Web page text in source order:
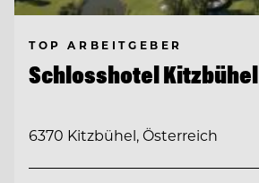
TOP ARBEITGEBER
Schlosshotel Kitzbühel
6370 Kitzbühel, Österreich